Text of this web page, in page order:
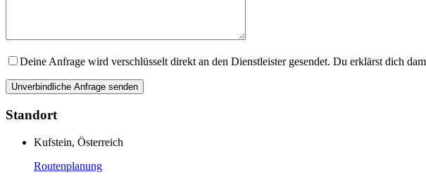
Deine Anfrage wird verschlüsselt direkt an den Dienstleister gesendet. Du erklärst dich
Standort
Kufstein, Österreich
Routenplanung